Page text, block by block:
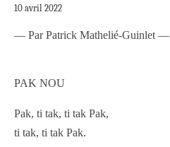
10 avril 2022
— Par Patrick Mathelié-Guinlet —
PAK NOU
Pak, ti tak, ti tak Pak,
ti tak, ti tak Pak.